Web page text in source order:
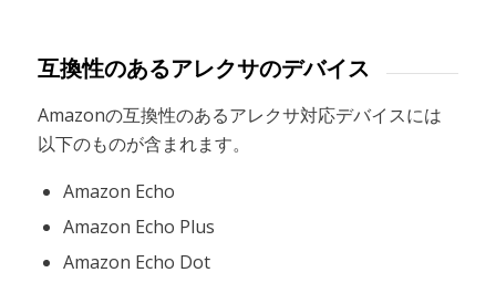
互換性のあるアレクサのデバイス
Amazonの互換性のあるアレクサ対応デバイスには
以下のものが含まれます。
Amazon Echo
Amazon Echo Plus
Amazon Echo Dot